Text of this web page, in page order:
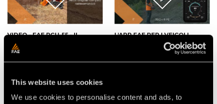
This website uses cookies
We use cookies to personalise content and ads, to
VIDEO - FAE RCU-55 - IL
COMPATTO
RADIOCOMANDATO
L'APP FAE PER I VEICOLI
CINGOLATI RADIOCOMANDATI